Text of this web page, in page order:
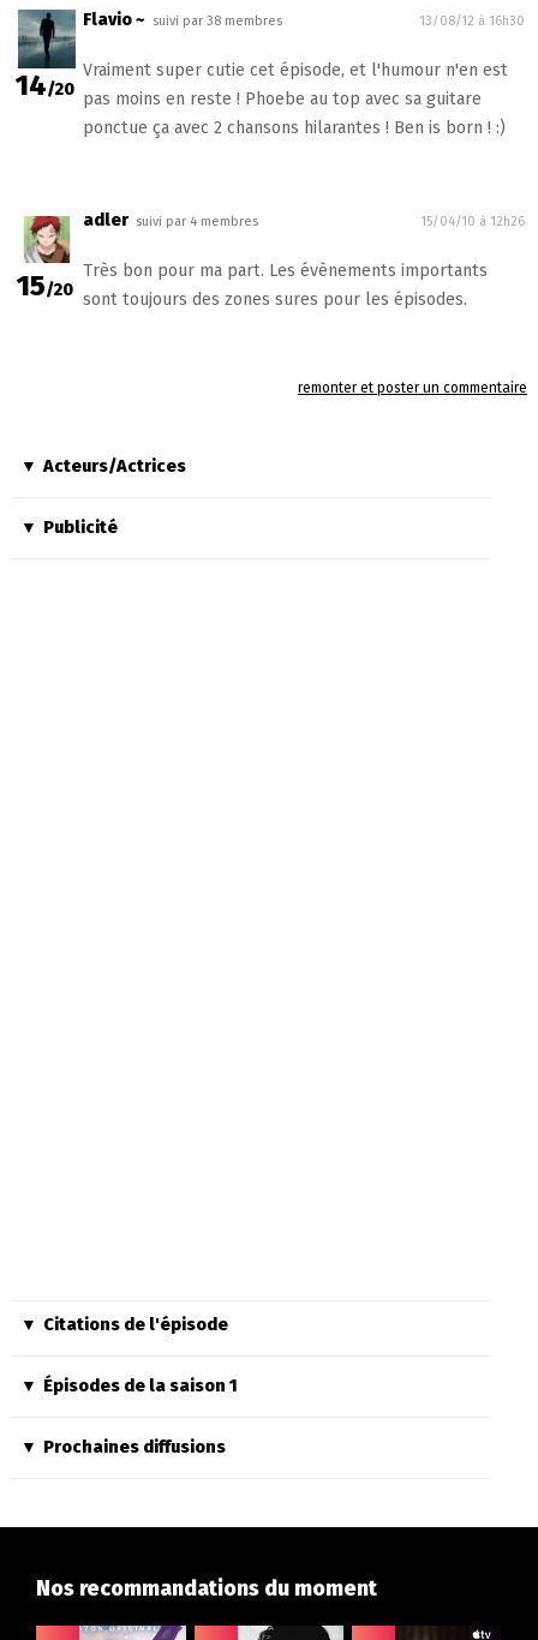
14/20
Flavio ~ suivi par 38 membres 13/08/12 à 16h30
Vraiment super cutie cet épisode, et l'humour n'en est
pas moins en reste ! Phoebe au top avec sa guitare
ponctue ça avec 2 chansons hilarantes ! Ben is born ! :)
15/20
adler suivi par 4 membres 15/04/10 à 12h26
Très bon pour ma part. Les évènements importants
sont toujours des zones sures pour les épisodes.
remonter et poster un commentaire
Acteurs/Actrices
Publicité
Citations de l'épisode
Épisodes de la saison 1
Prochaines diffusions
Nos recommandations du moment